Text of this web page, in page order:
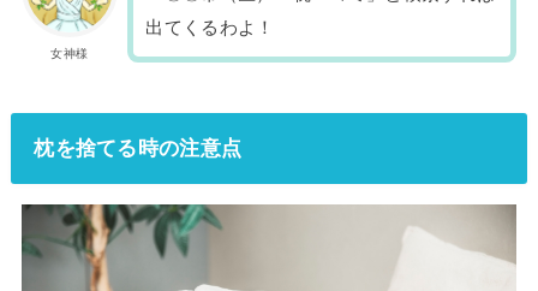
女神様
出てくるわよ！
枕を捨てる時の注意点